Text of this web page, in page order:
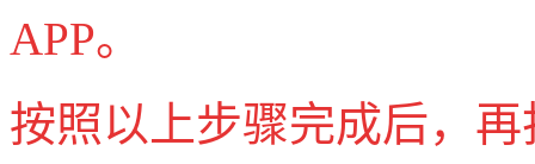
APP。
按照以上步骤完成后，